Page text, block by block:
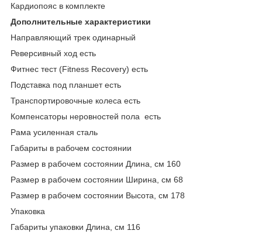
Кардиопояс в комплекте
Дополнительные xарактеристики
Направляющий трек одинарный
Реверсивный ход есть
Фитнес тест (Fitness Recovery) есть
Подставка под планшет есть
Транспортировочные колеса есть
Компенсаторы неровностей пола есть
Рама усиленная сталь
Габариты в рабочем состоянии
Размер в рабочем состоянии Длина, см 160
Размер в рабочем состоянии Ширина, см 68
Размер в рабочем состоянии Высота, см 178
Упаковка
Габариты упаковки Длина, см 116